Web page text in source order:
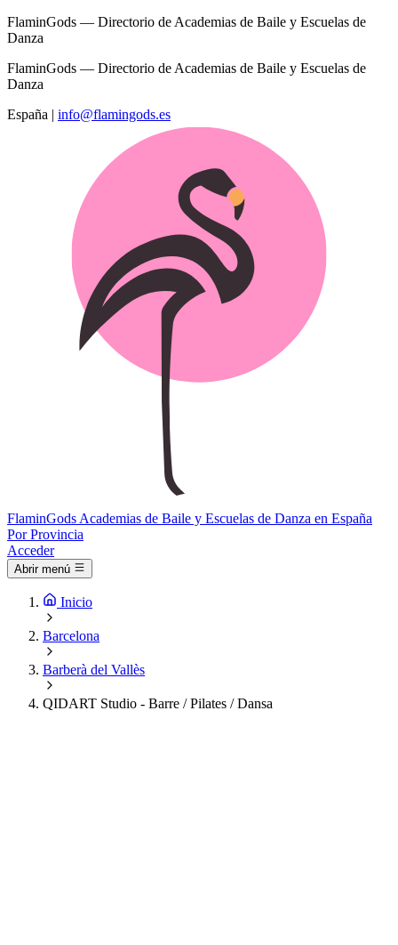
FlaminGods — Directorio de Academias de Baile y Escuelas de
Danza
FlaminGods — Directorio de Academias de Baile y Escuelas de
Danza
España | info@flamingods.es
FlaminGods Academias de Baile y Escuelas de Danza en España
Por Provincia
Acceder
Abrir menú
Inicio
Barcelona
Barberà del Vallès
QIDART Studio - Barre / Pilates / Dansa